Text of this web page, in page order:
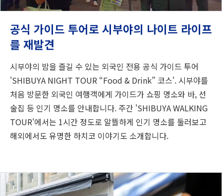
공식 가이드 투어로 시부야의 나이트 라이프
를 재발견
시부야의 밤을 즐길 수 있는 외국인 전용 공식 가이드 투어
'SHIBUYA NIGHT TOUR “Food & Drink” 코스'. 시부야를
처음 방문한 외국인 여행객에게 가이드가 쇼핑 명소와 바, 선
술집 등 인기 명소를 안내합니다. 주간 'SHIBUYA WALKING
TOUR'에서는 1시간 정도로 알뜰하게 인기 명소를 둘러보고
해외에서도 유명한 하치코 이야기도 소개합니다.